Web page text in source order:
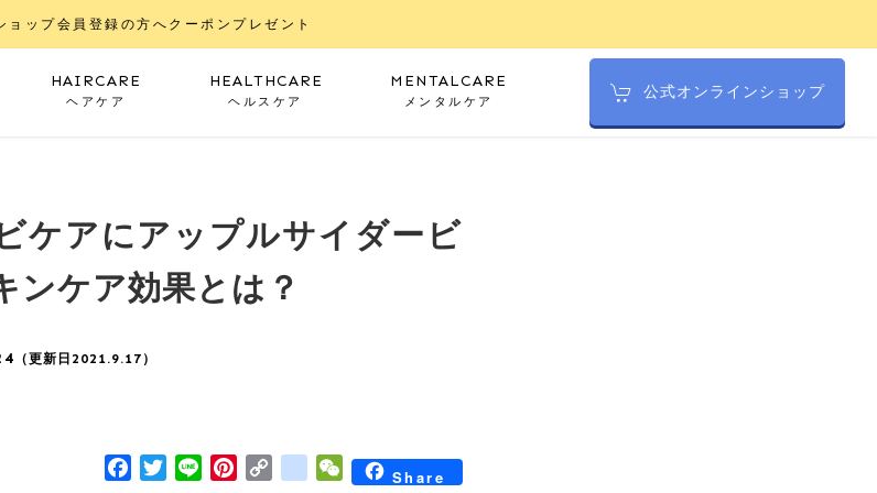
HAIRCARE
ヘアケア
HEALTHCARE
ヘルスケア
MENTALCARE
メンタルケア 公式オンラインショップ
ョップ会員登録の方へクーポンプレゼント
ケアにアップルサイダービ
ンケア効果とは？
（更新日2021.9.17）
Facebook
Twitter
Line Pinterest
Copygoogle_bookmarks
WeChatShare